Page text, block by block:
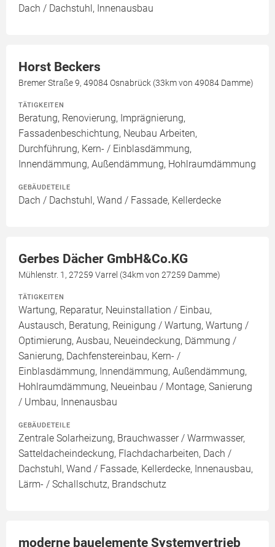
Dach / Dachstuhl, Innenausbau
Horst Beckers
Bremer Straße 9, 49084 Osnabrück (33km von 49084 Damme)
TÄTIGKEITEN
Beratung, Renovierung, Imprägnierung,
Fassadenbeschichtung, Neubau Arbeiten,
Durchführung, Kern- / Einblasdämmung,
Innendämmung, Außendämmung, Hohlraumdämmung
GEBÄUDETEILE
Dach / Dachstuhl, Wand / Fassade, Kellerdecke
Gerbes Dächer GmbH&Co.KG
Mühlenstr. 1, 27259 Varrel (34km von 27259 Damme)
TÄTIGKEITEN
Wartung, Reparatur, Neuinstallation / Einbau,
Austausch, Beratung, Reinigung / Wartung, Wartung /
Optimierung, Ausbau, Neueindeckung, Dämmung /
Sanierung, Dachfenstereinbau, Kern- /
Einblasdämmung, Innendämmung, Außendämmung,
Hohlraumdämmung, Neueinbau / Montage, Sanierung
/ Umbau, Innenausbau
GEBÄUDETEILE
Zentrale Solarheizung, Brauchwasser / Warmwasser,
Satteldacheindeckung, Flachdacharbeiten, Dach /
Dachstuhl, Wand / Fassade, Kellerdecke, Innenausbau,
Lärm- / Schallschutz, Brandschutz
moderne bauelemente Systemvertrieb